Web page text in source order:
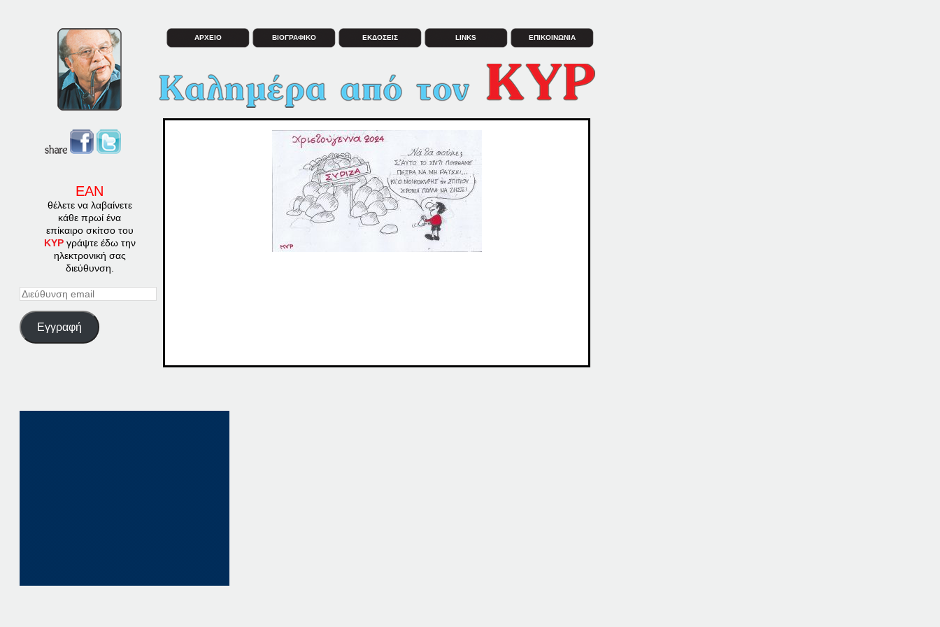
ΕΑΝ
θέλετε να λαβαίνετε
κάθε πρωί ένα
επίκαιρο σκίτσο του
ΚΥΡγράψτε έδω την
ηλεκτρονική σας
διεύθυνση.
Διεύθυνση
Εγγραφή
ΑΡΧΕΙΟ ΒΙΟΓΡΑΦΙΚΟ ΕΚΔΟΣΕΙΣ LINKS ΕΠΙΚΟΙΝΩΝΙΑ